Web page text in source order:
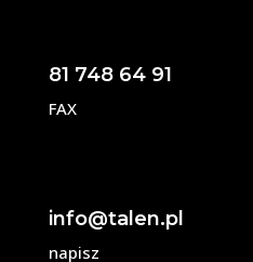
81 748 64 91
FAX
info@talen.pl
napisz